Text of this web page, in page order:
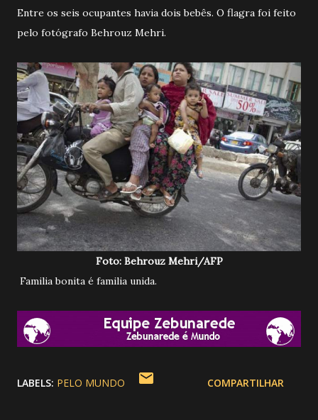
Entre os seis ocupantes havia dois bebês. O flagra foi feito
pelo fotógrafo Behrouz Mehri.
Foto: Behrouz Mehri/AFP
Familia bonita é familia unida.
LABELS: PELO MUNDO COMPARTILHAR